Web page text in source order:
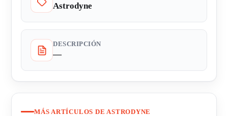
Astrodyne
DESCRIPCIÓN
—
MÁS ARTÍCULOS DE ASTRODYNE